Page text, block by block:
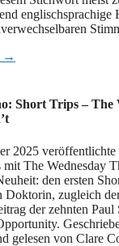
englischsprachige
→
Short Trips – The
2025
mit The Wednesday
den ersten
Doktorin, zugleich
der zehnten Paul
gelesen von Clare